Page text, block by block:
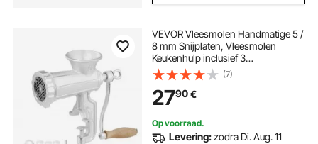
VEVOR Vleesmolen Handmatige 5 /
8 mm Snijplaten, Vleesmolen
Keukenhulp inclusief 3
Worstvulbuizen & Duwstang
Vleesmachine Vleesmolen
Gehaktworstvuller Gemakkelijk
schoon te maken Vleesmolen
(7)
2790€
Op voorraad.
Levering:zodra Di. Aug. 11